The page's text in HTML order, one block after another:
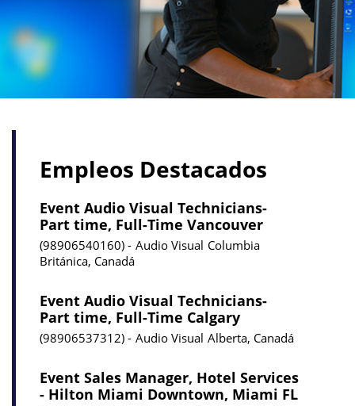
Empleos Destacados
Event Audio Visual Technicians-
Part time, Full-Time Vancouver
98906540160 Audio Visual Columbia
Británica, Canadá
Event Audio Visual Technicians-
Part time, Full-Time Calgary
98906537312 Audio Visual Alberta, Canadá
Event Sales Manager, Hotel Services
- Hilton Miami Downtown, Miami FL